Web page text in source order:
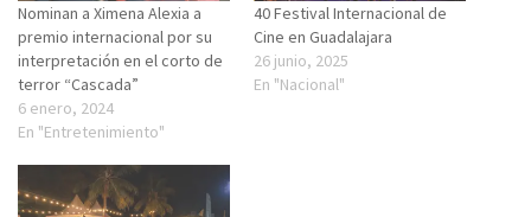
Nominan a Ximena Alexia a
premio internacional por su
interpretación en el corto de
terror “Cascada”
6 enero, 2024
En "Entretenimiento"
40 Festival Internacional de
Cine en Guadalajara
26 junio, 2025
En "Nacional"